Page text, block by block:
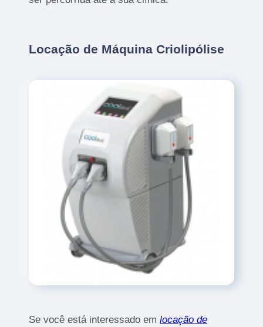
Locação de Máquina Criolipólise
Se você está interessado emlocação de